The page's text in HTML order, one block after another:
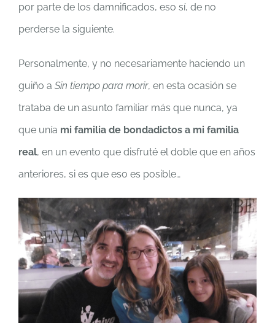
por parte de los damnificados, eso sí, de no
perderse la siguiente.
Personalmente, y no necesariamente haciendo un
guiño a Sin tiempo para morir, en esta ocasión se
trataba de un asunto familiar más que nunca, ya
que unía mi familia de bondadictos a mi familia
real, en un evento que disfruté el doble que en años
anteriores, si es que eso es posible…